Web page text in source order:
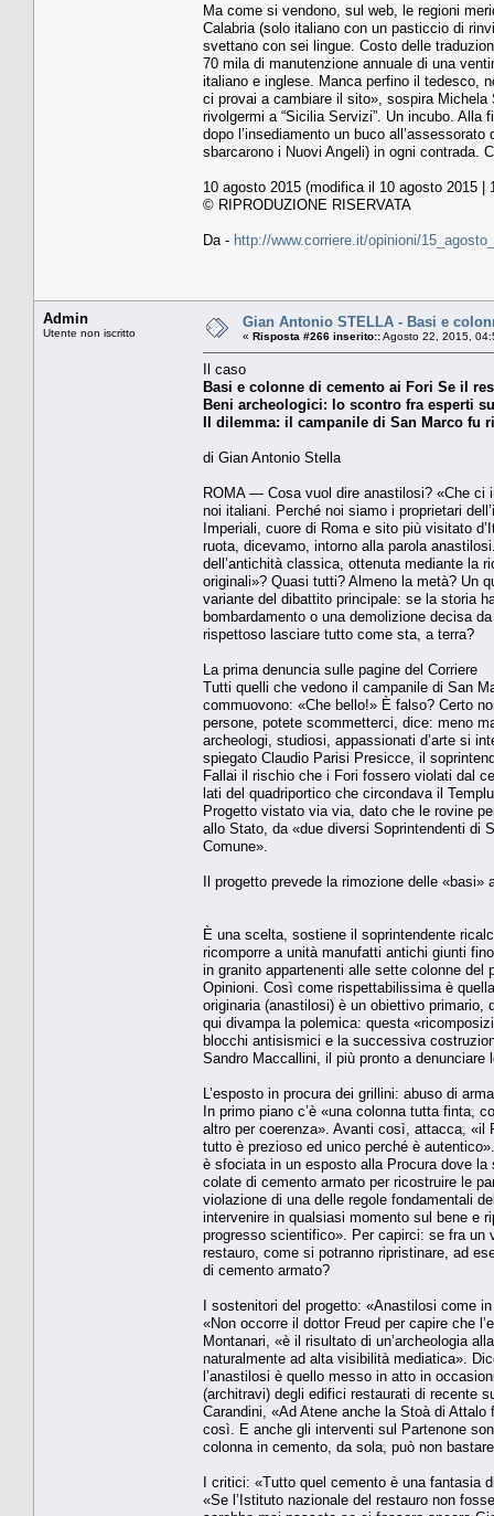
Ma come si vendono, sul web, le regioni
Calabria (solo italiano con un pasticcio di
svettano con sei lingue. Costo delle
70 mila di manutenzione annuale di una
italiano e inglese. Manca perfino il tedesco,
ci provai a cambiare il sito», sospira
rivolgermi a “Sicilia Servizi”. Un incubo.
dopo l’insediamento un buco
sbarcarono i Nuovi Angeli) in ogni contrada.
10 agosto 2015 (modifica il 10 agosto 2015 |
© RIPRODUZIONE RISERVATA
Da - http://www.corriere.it/opinioni/
Admin
Utente non iscritto
Gian Antonio STELLA - Basi e
« Risposta #266 inserito::Agosto 22, 2015,
Il caso
Basi e colonne di cemento ai Fori Se il
Beni archeologici: lo scontro fra esperti
Il dilemma: il campanile di San Marco fu
di Gian Antonio Stella
ROMA — Cosa vuol dire anastilosi? «Che ci
noi italiani. Perché noi siamo i proprietari
Imperiali, cuore di Roma e sito più visitato
ruota, dicevamo, intorno alla parola
dell’antichità classica, ottenuta mediante la
originali»? Quasi tutti? Almeno la metà? Un
variante del dibattito principale: se la storia
bombardamento o una demolizione decisa
rispettoso lasciare tutto come sta, a terra?
La prima denuncia sulle pagine del Corriere
Tutti quelli che vedono il campanile di San
commuovono: «Che bello!» È falso? Certo
persone, potete scommetterci, dice: meno
archeologi, studiosi, appassionati d’arte si
spiegato Claudio Parisi Presicce, il
Fallai il rischio che i Fori fossero violati dal
lati del quadriportico che circondava il
Progetto vistato via via, dato che le rovine
allo Stato, da «due diversi Soprintendenti di
Comune».
Il progetto prevede la rimozione delle «basi»
È una scelta, sostiene il soprintendente
ricomporre a unità manufatti antichi giunti
in granito appartenenti alle sette colonne
Opinioni. Così come rispettabilissima è
originaria (anastilosi) è un obiettivo
qui divampa la polemica: questa
blocchi antisismici e la successiva
Sandro Maccallini, il più pronto a
L’esposto in procura dei grillini: abuso di
In primo piano c’è «una colonna tutta finta,
altro per coerenza». Avanti così, attacca, «il
tutto è prezioso ed unico perché è
è sfociata in un esposto alla Procura dove
colate di cemento armato per ricostruire le
violazione di una delle regole fondamentali
intervenire in qualsiasi momento sul bene e
progresso scientifico». Per capirci: se fra un
restauro, come si potranno ripristinare, ad
di cemento armato?
I sostenitori del progetto: «Anastilosi come
«Non occorre il dottor Freud per capire che
Montanari, «è il risultato di un’archeologia
naturalmente ad alta visibilità mediatica».
l’anastilosi è quello messo in atto in
(architravi) degli edifici restaurati di recente
Carandini, «Ad Atene anche la Stoà di
così. E anche gli interventi sul Partenone
colonna in cemento, da sola, può non
I critici: «Tutto quel cemento è una fantasia
«Se l’Istituto nazionale del restauro non